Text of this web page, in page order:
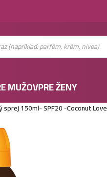
MUŽOVPRE ŽENY
150ml- SPF20 -Coconut Love